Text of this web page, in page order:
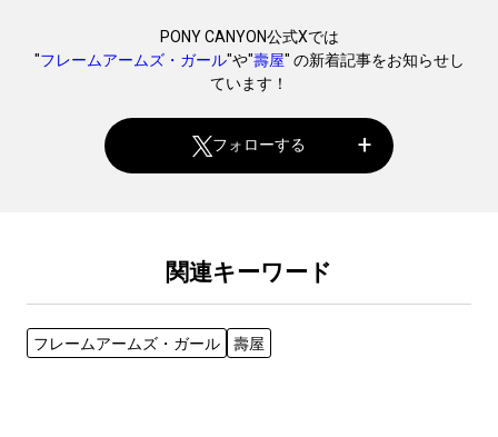
PONY CANYON公式Xでは
"フレームアームズ・ガール"や"壽屋" の新着記事をお知らせし
ています！
フォローする
関連キーワード
フレームアームズ・ガール 壽屋